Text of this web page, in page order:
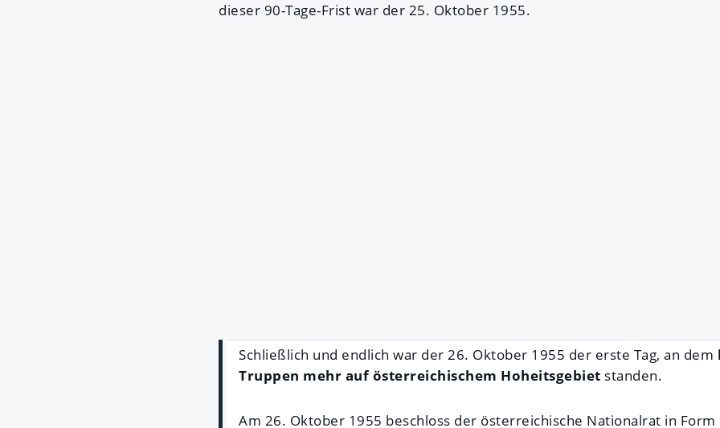
dieser 90-Tage-Frist war der 25. Oktober 1955.
Schließlich und endlich war der 26. Oktober 1955 der erste Tag, an dem
Truppen mehr auf österreichischem Hoheitsgebiet standen.
Am 26. Oktober 1955 beschloss der österreichische Nationalrat in Form